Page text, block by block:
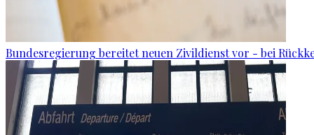
Bundesregierung bereitet neuen Zivildienst vor - bei